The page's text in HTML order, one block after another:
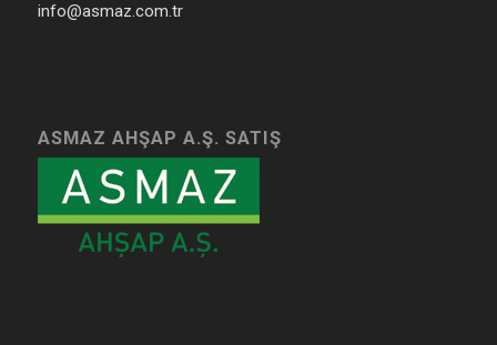
info@asmaz.com.tr
ASMAZ AHŞAP A.Ş. SATIŞ